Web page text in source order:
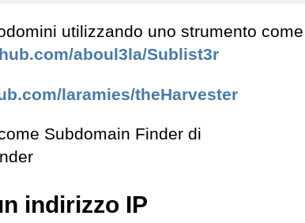
utilizzando uno strumento come
aboul3la/Sublist3r
laramies/theHarvester
Subdomain Finder di
indirizzo IP